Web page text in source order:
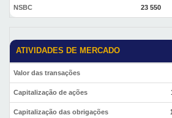
NSBC 23 550
ATIVIDADES DE MERCADO
Valor das transações
Capitalização de ações
Capitalização das obrigações